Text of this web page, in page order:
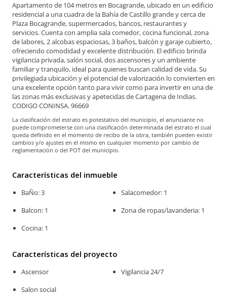
Apartamento de 104 metros en Bocagrande, ubicado en un edificio
residencial a una cuadra de la Bahía de Castillo grande y cerca de
Plaza Bocagrande, supermercados, bancos, restaurantes y
servicios. Cuenta con amplia sala comedor, cocina funcional, zona
de labores, 2 alcobas espaciosas, 3 baños, balcón y garaje cubierto,
ofreciendo comodidad y excelente distribución. El edificio brinda
vigilancia privada, salón social, dos ascensores y un ambiente
familiar y tranquilo, ideal para quienes buscan calidad de vida. Su
privilegiada ubicación y el potencial de valorización lo convierten en
una excelente opción tanto para vivir como para invertir en una de
las zonas más exclusivas y apetecidas de Cartagena de Indias.
CODIGO CONINSA. 96669
La clasificación del estrato es potestativo del municipio, el anunciante no
puede comprometerse con una clasificación determinada del estrato el cual
queda definido en el momento de recibo de la obra, también pueden existir
cambios y/o ajustes en el mismo en cualquier momento por cambio de
reglamentación o del POT del municipio.
Características del inmueble
BaÑo: 3
Balcon: 1
Cocina: 1
Salacomedor: 1
Zona de ropas/lavanderia: 1
Características del proyecto
Ascensor
Salon social
Vigilancia 24/7